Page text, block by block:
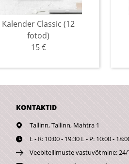
Kalender Classic (12
fotod)
15 €
KONTAKTID
Tallinn,Tallinn, Mahtra 1
E - R: 10:00 - 19:30 L - P: 10:00 -
Veebitellimuste vastuvõtmine: